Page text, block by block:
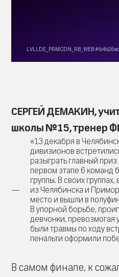
СЕРГЕЙ ДЕМАКИН,
школы №15, тренер
«13 декабря в
дивизионов
разыграть главный
первом этапе 6 команд
группы. В своих
из Челябинска и
место и вышли в
В упорной борьбе,
девчонки, превозмогая
были травмы по ходу
пенальти оформили
В самом финале, к